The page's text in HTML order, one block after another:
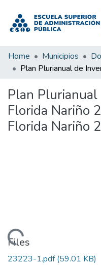
Home Municipios
Plan
Florida Nariño
Florida Nariño
Loading...
Files
23223-1.pdf(59.01 KB)